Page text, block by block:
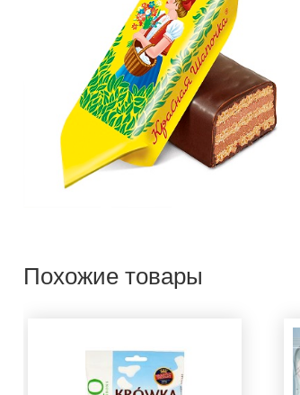
Похожие товары